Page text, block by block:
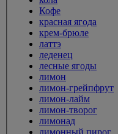
Кофе
красная ягода
крем-брюле
латтэ
леденец
лесные ягоды
лимон
лимон-грейпфрут
лимон-лайм
лимон-творог
лимонад